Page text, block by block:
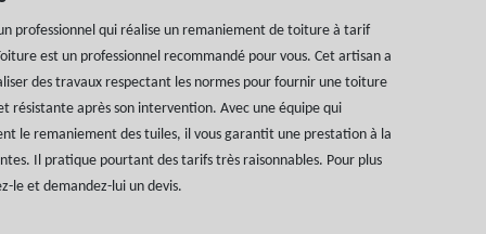
professionnel qui réalise un remaniement de toiture à tarif
est un professionnel recommandé pour vous. Cet artisan a
des travaux respectant les normes pour fournir une toiture
résistante après son intervention. Avec une équipe qui
le remaniement des tuiles, il vous garantit une prestation à la
Il pratique pourtant des tarifs très raisonnables. Pour plus
le et demandez-lui un devis.